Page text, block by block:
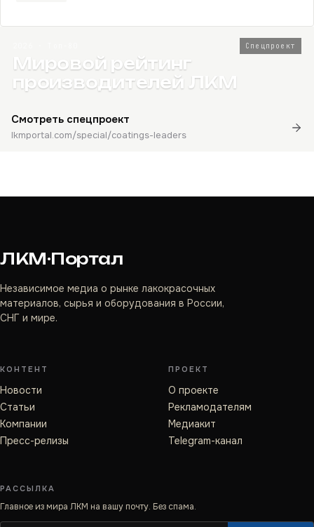
Спецпроект
Мировой рейтинг
производителей ЛКМ
Смотреть спецпроект
lkmportal.com/special/coatings-leaders
ЛКМ·Портал
Независимое медиа о рынке лакокрасочных
материалов, сырья и оборудования в России,
СНГ и мире.
КОНТЕНТ
Новости
Статьи
Компании
Пресс-релизы
ПРОЕКТ
О проекте
Рекламодателям
Медиакит
Telegram-канал
РАССЫЛКА
Главное из мира ЛКМ на вашу почту. Без спама.